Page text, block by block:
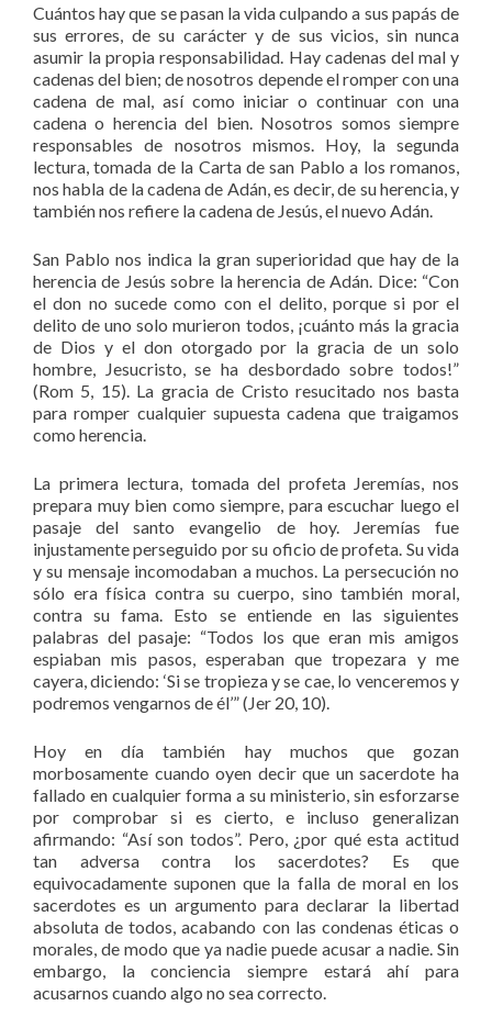
Cuántos hay que se pasan la vida culpando a sus papás de
sus errores, de su carácter y de sus vicios, sin nunca
asumir la propia responsabilidad. Hay cadenas del mal y
cadenas del bien; de nosotros depende el romper con una
cadena de mal, así como iniciar o continuar con una
cadena o herencia del bien. Nosotros somos siempre
responsables de nosotros mismos. Hoy, la segunda
lectura, tomada de la Carta de san Pablo a los romanos,
nos habla de la cadena de Adán, es decir, de su herencia, y
también nos refiere la cadena de Jesús, el nuevo Adán.
San Pablo nos indica la gran superioridad que hay de la
herencia de Jesús sobre la herencia de Adán. Dice: “Con
el don no sucede como con el delito, porque si por el
delito de uno solo murieron todos, ¡cuánto más la gracia
de Dios y el don otorgado por la gracia de un solo
hombre, Jesucristo, se ha desbordado sobre todos!”
(Rom 5, 15). La gracia de Cristo resucitado nos basta
para romper cualquier supuesta cadena que traigamos
como herencia.
La primera lectura, tomada del profeta Jeremías, nos
prepara muy bien como siempre, para escuchar luego el
pasaje del santo evangelio de hoy. Jeremías fue
injustamente perseguido por su oficio de profeta. Su vida
y su mensaje incomodaban a muchos. La persecución no
sólo era física contra su cuerpo, sino también moral,
contra su fama. Esto se entiende en las siguientes
palabras del pasaje: “Todos los que eran mis amigos
espiaban mis pasos, esperaban que tropezara y me
cayera, diciendo: ‘Si se tropieza y se cae, lo venceremos y
podremos vengarnos de él’” (Jer 20, 10).
Hoy en día también hay muchos que gozan
morbosamente cuando oyen decir que un sacerdote ha
fallado en cualquier forma a su ministerio, sin esforzarse
por comprobar si es cierto, e incluso generalizan
afirmando: “Así son todos”. Pero, ¿por qué esta actitud
tan adversa contra los sacerdotes? Es que
equivocadamente suponen que la falla de moral en los
sacerdotes es un argumento para declarar la libertad
absoluta de todos, acabando con las condenas éticas o
morales, de modo que ya nadie puede acusar a nadie. Sin
embargo, la conciencia siempre estará ahí para
acusarnos cuando algo no sea correcto.